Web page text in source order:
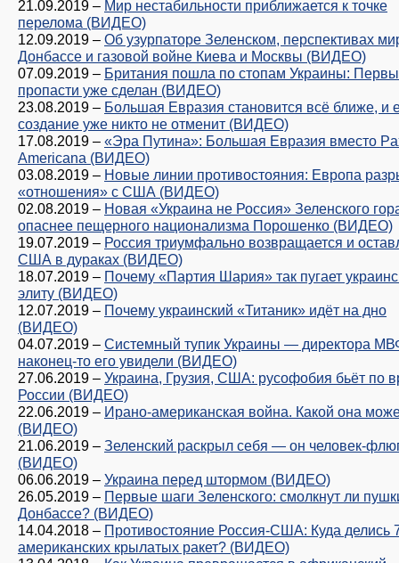
21.09.2019 – Мир нестабильности приближается к точке
перелома (ВИДЕО)
12.09.2019 – Об узурпаторе Зеленском, перспективах
Донбассе и газовой войне Киева и Москвы (ВИДЕО)
07.09.2019 – Британия пошла по стопам Украины:
пропасти уже сделан (ВИДЕО)
23.08.2019 – Большая Евразия становится всё ближе, и
создание уже никто не отменит (ВИДЕО)
17.08.2019 – «Эра Путина»: Большая Евразия вместо
Americana (ВИДЕО)
03.08.2019 – Новые линии противостояния: Европа
«отношения» с США (ВИДЕО)
02.08.2019 – Новая «Украина не Россия» Зеленского
опаснее пещерного национализма Порошенко (ВИДЕО)
19.07.2019 – Россия триумфально возвращается и
США в дураках (ВИДЕО)
18.07.2019 – Почему «Партия Шария» так пугает
элиту (ВИДЕО)
12.07.2019 – Почему украинский «Титаник» идёт на дно
(ВИДЕО)
04.07.2019 – Системный тупик Украины — директора
наконец-то его увидели (ВИДЕО)
27.06.2019 – Украина, Грузия, США: русофобия бьёт по
России (ВИДЕО)
22.06.2019 – Ирано-американская война. Какой она
(ВИДЕО)
21.06.2019 – Зеленский раскрыл себя — он человек-
(ВИДЕО)
06.06.2019 – Украина перед штормом (ВИДЕО)
26.05.2019 – Первые шаги Зеленского: смолкнут ли
Донбассе? (ВИДЕО)
14.04.2018 – Противостояние Россия-США: Куда делись
американских крылатых ракет? (ВИДЕО)